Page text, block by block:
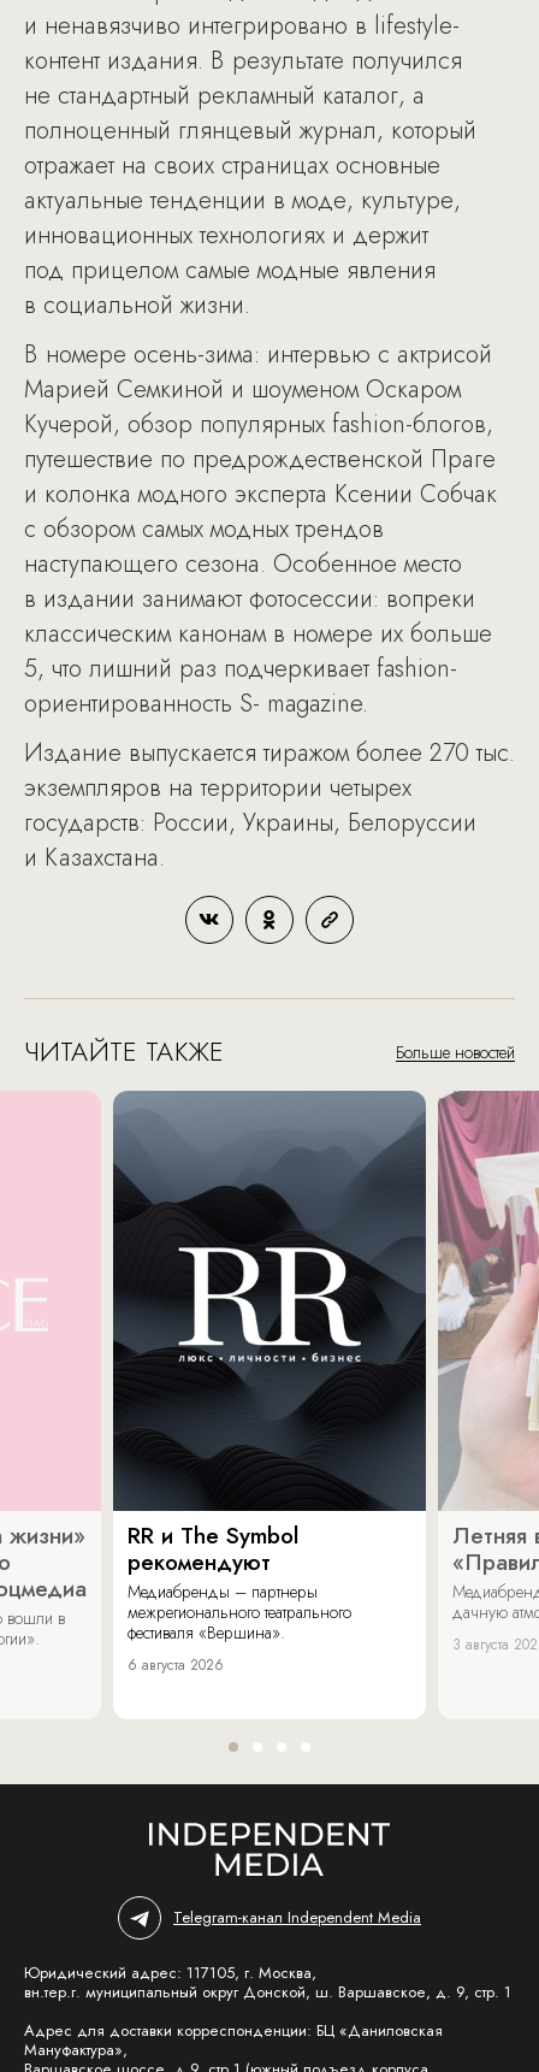
и ненавязчиво интегрировано в lifestylе-
контент издания. В результате получился
не стандартный рекламный каталог, а
полноценный глянцевый журнал, который
отражает на своих страницах основные
актуальные тенденции в моде, культуре,
инновационных технологиях и держит
под прицелом самые модные явления
в социальной жизни.
В номере осень-зима: интервью с актрисой
Марией Семкиной и шоуменом Оскаром
Кучерой, обзор популярных fashion-блогов,
путешествие по предрождественской Праге
и колонка модного эксперта Ксении Собчак
с обзором самых модных трендов
наступающего сезона. Особенное место
в издании занимают фотосессии: вопреки
классическим канонам в номере их больше
5, что лишний раз подчеркивает fashion-
ориентированность S- magazine.
Издание выпускается тиражом более 270 тыс.
экземпляров на территории четырех
государств: России, Украины, Белоруссии
и Казахстана.
ЧИТАЙТЕ ТАКЖЕ Больше новостей
жизни»
вошли в
RR и The Symbol
рекомендуют
Медиабренды – партнеры
межрегионального театрального
фестиваля «Вершина».
6 августа 2026
Летняя
дачную
3 августа
Telegram-канал Independent Media
Юридический адрес: 117105, г. Москва,
вн.тер.г. муниципальный округ Донской, ш. Варшавское, д. 9, стр. 1
Адрес для доставки корреспонденции: БЦ «Даниловская
Мануфактура»,